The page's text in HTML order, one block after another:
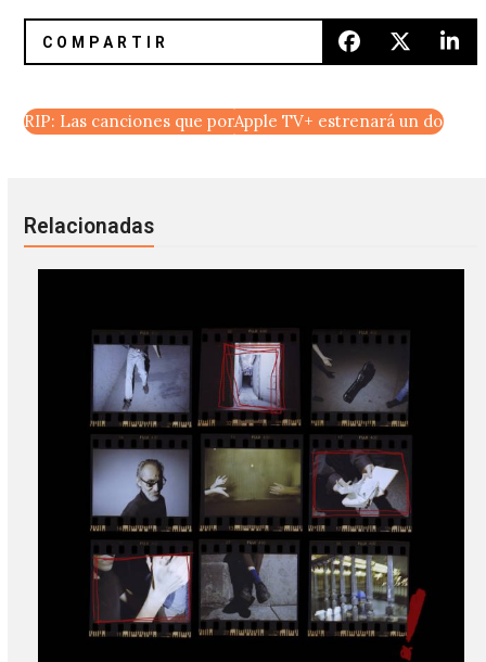
RIP: Las canciones que pondría Kevin Parker, Foals y Mac
Apple TV+ estrenará un
Relacionadas